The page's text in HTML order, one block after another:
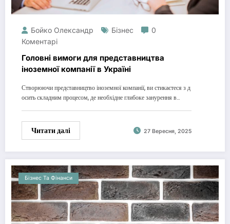
Бойко Олександр Бізнес
0
Коментарі
Головні вимоги для представництва
іноземної компанії в Україні
Створюючи представництво іноземної компанії, ви стикаєтеся з д
осить складним процесом, де необхідне глибоке занурення в…
Читати далі 27 Вересня, 2025
Бізнес Та Фінанси